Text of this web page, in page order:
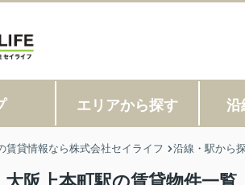
エリアから探す 沿
賃貸情報なら株式会社セイライフ 沿線・駅から